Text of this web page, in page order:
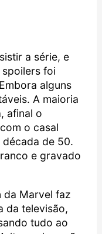
a série, e
foi
alguns
A maioria
afinal o
o casal
década de 50.
e gravado
da Marvel faz
da televisão,
tudo ao